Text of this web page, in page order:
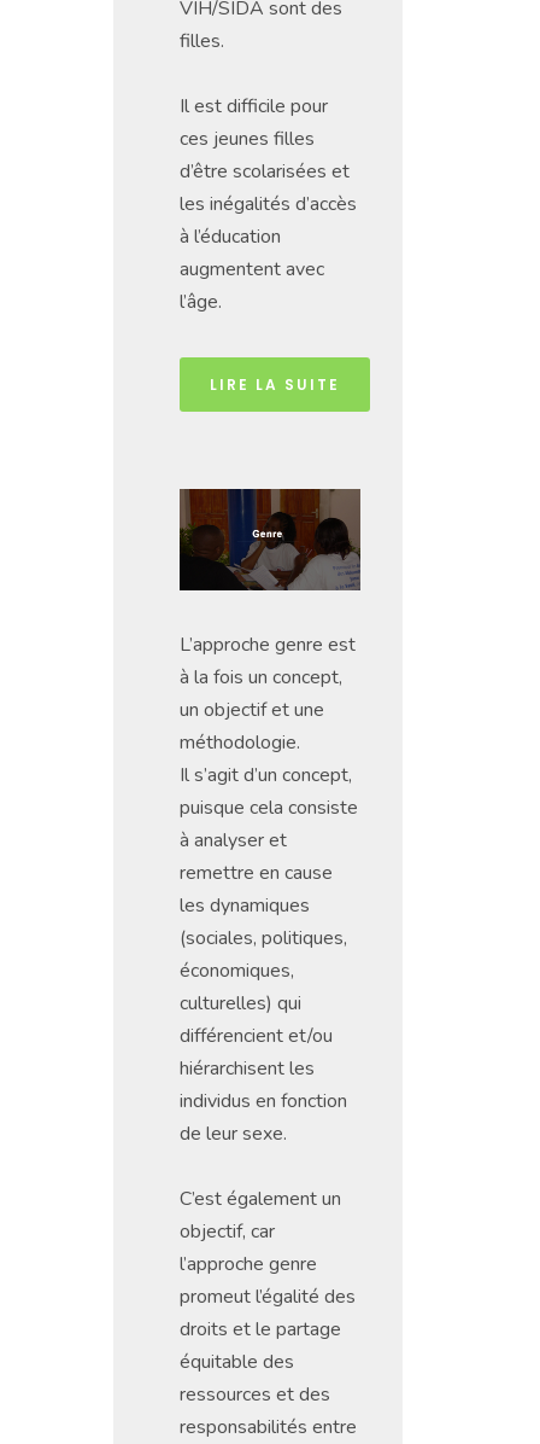
VIH/SIDA sont des
filles.
Il est difficile pour
ces jeunes filles
d’être scolarisées et
les inégalités d’accès
à l’éducation
augmentent avec
l’âge.
LIRE LA SUITE
L’approche genre est
à la fois un concept,
un objectif et une
méthodologie.
Il s’agit d’un concept,
puisque cela consiste
à analyser et
remettre en cause
les dynamiques
(sociales, politiques,
économiques,
culturelles) qui
différencient et/ou
hiérarchisent les
individus en fonction
de leur sexe.
C’est également un
objectif, car
l’approche genre
promeut l’égalité des
droits et le partage
équitable des
ressources et des
responsabilités entre